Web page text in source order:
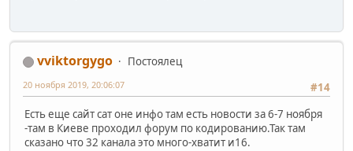
vviktorgygo
Постоялец
#14
20 ноября 2019, 20:06:07
Есть еще сайт сат оне инфо там есть новости за 6-7 ноября
-там в Киеве проходил форум по кодированию.Так там
сказано что 32 канала это много-хватит и16.